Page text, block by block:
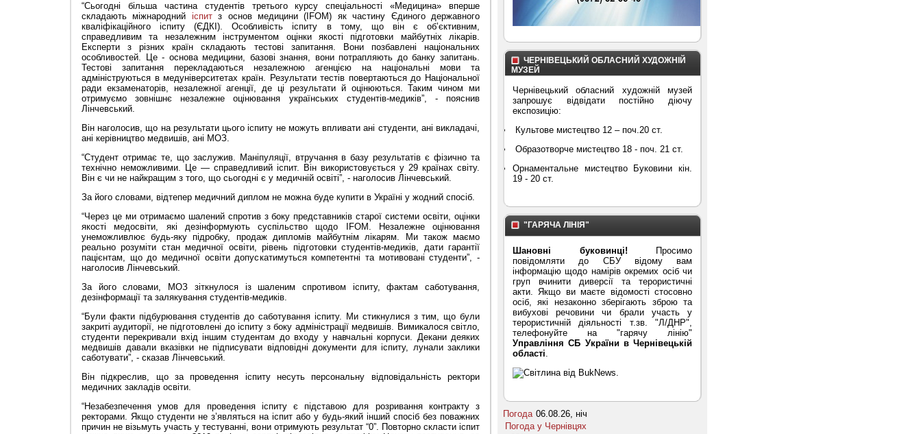
“Сьогодні більша частина студентів третього курсу спеціальності «Медицина» вперше
складають міжнародний іспитз основ медицини (IFOM) як частину Єдиного державного
кваліфікаційного іспиту (ЄДКІ). Особливість іспиту в тому, що він є об’єктивним,
справедливим та незалежним інструментом оцінки якості підготовки майбутніх лікарів.
Експерти з різних країн складають тестові запитання. Вони позбавлені національних
особливостей. Це - основа медицини, базові знання, вони потрапляють до банку запитань.
Тестові запитання перекладаються незалежною агенцією на національні мови та
адмініструються в медуніверситетах країн. Результати тестів повертаються до Національної
ради екзаменаторів, незалежної агенції, де ці результати й оцінюються. Таким чином ми
отримуємо зовнішнє незалежне оцінювання українських студентів-медиків”, - пояснив
Лінчевський.
Він наголосив, що на результати цього іспиту не можуть впливати ані студенти, ані викладачі,
ані керівництво медвишів, ані МОЗ.
“Студент отримає те, що заслужив. Маніпуляції, втручання в базу результатів є фізично та
технічно неможливими. Це — справедливий іспит. Він використовується у 29 країнах світу.
Він є чи не найкращим з того, що сьогодні є у медичній освіті”, - наголосив Лінчевський.
За його словами, відтепер медичний диплом не можна буде купити в Україні у жодний спосіб.
“Через це ми отримаємо шалений спротив з боку представників старої системи освіти, оцінки
якості медосвіти, які дезінформують суспільство щодо IFOM. Незалежне оцінювання
унеможливлює будь-яку підробку, продаж дипломів майбутнім лікарям. Ми також маємо
реально розуміти стан медичної освіти, рівень підготовки студентів-медиків, дати гарантії
пацієнтам, що до медичної освіти допускатимуться компетентні та мотивовані студенти”, -
наголосив Лінчевський.
За його словами, МОЗ зіткнулося із шаленим спротивом іспиту, фактам саботування,
дезінформації та залякування студентів-медиків.
“Були факти підбурювання студентів до саботування іспиту. Ми стикнулися з тим, що були
закриті аудиторії, не підготовлені до іспиту з боку адміністрації медвишів. Вимикалося світло,
студенти перекривали вхід іншим студентам до входу у навчальні корпуси. Декани деяких
медвишів давали вказівки не підписувати відповідні документи для іспиту, лунали заклики
саботувати”, - сказав Лінчевський.
Він підкреслив, що за проведення іспиту несуть персональну відповідальність ректори
медичних закладів освіти.
“Незабезпечення умов для проведення іспиту є підставою для розривання контракту з
ректорами. Якщо студенти не з’являться на іспит або у будь-який інший спосіб без поважних
причин не візьмуть участь у тестуванні, вони отримують результат “0”. Повторно скласти іспит
ЧЕРНІВЕЦЬКИЙ ОБЛАСНИЙ ХУДОЖНІЙ
МУЗЕЙ
Чернівецький обласний художній музей
запрошує відвідати постійно діючу
експозицію:
Культове мистецтво 12 – поч.20 ст.
Образотворче мистецтво 18 - поч. 21 ст.
Орнаментальне мистецтво Буковини кін.
19 - 20 ст.
"ГАРЯЧА ЛІНІЯ"
Шановні буковинці! Просимо
повідомляти до СБУ відому вам
інформацію щодо намірів окремих осіб чи
груп вчинити диверсії та терористичні
акти. Якщо ви маєте відомості стосовно
осіб, які незаконно зберігають зброю та
вибухові речовини чи брали участь у
терористичній діяльності т.зв. "Л/ДНР",
телефонуйте на "гарячу лінію"
Управління СБ України в Чернівецькій
області
Погода 06.08.26, ніч
Погода у Чернівцях